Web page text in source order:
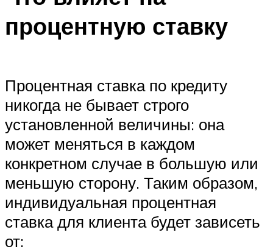
процентную ставку
Процентная ставка по кредиту
никогда не бывает строго
установленной величины: она
может меняться в каждом
конкретном случае в большую или
меньшую сторону. Таким образом,
индивидуальная процентная
ставка для клиента будет зависеть
от: